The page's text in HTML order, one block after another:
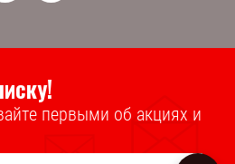
первыми об акциях и